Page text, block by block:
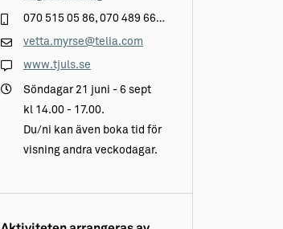
070 515 05 86, 070 489 66 32
vetta.myrse@telia.com
www.tjuls.se
Söndagar 21 juni - 6 sept
kl 14.00 - 17.00.
Du/ni kan även boka tid för
visning andra veckodagar.